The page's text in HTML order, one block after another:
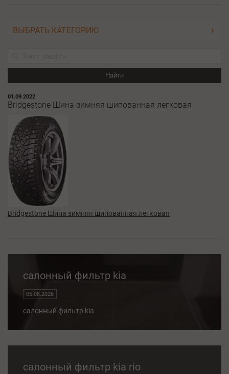
ВЫБРАТЬ КАТЕГОРИЮ
Найти
01.09.2022
Bridgestone Шина зимняя шипованная легковая
Bridgestone Шина зимняя шипованная легковая
салонный фильтр kia
05.08.2026
салонный фильтр kia
салонный фильтр kia rio